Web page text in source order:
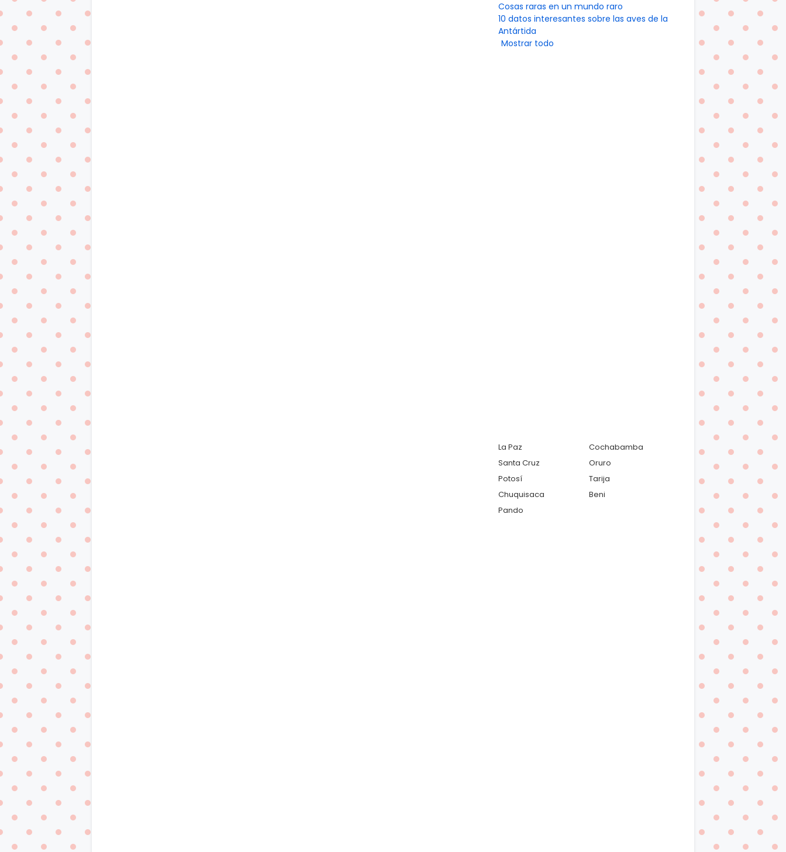
Cosas raras en un mundo raro
10 datos interesantes sobre las aves de la
Antártida
Mostrar todo
La Paz
Cochabamba
Santa Cruz
Oruro
Potosí
Tarija
Chuquisaca
Beni
Pando